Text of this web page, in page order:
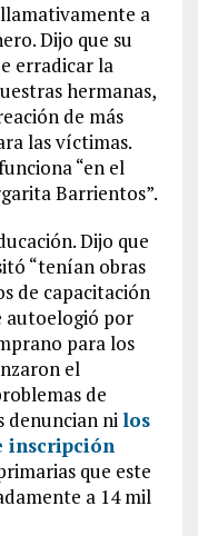
a
Dijo que su
erradicar la
hermanas,
de más
las víctimas.
“en el
Barrientos”.
Dijo que
“tenían obras
de capacitación
autoelogió por
para los
el
de
denuncian nilos
inscripción
que este
a 14 mil